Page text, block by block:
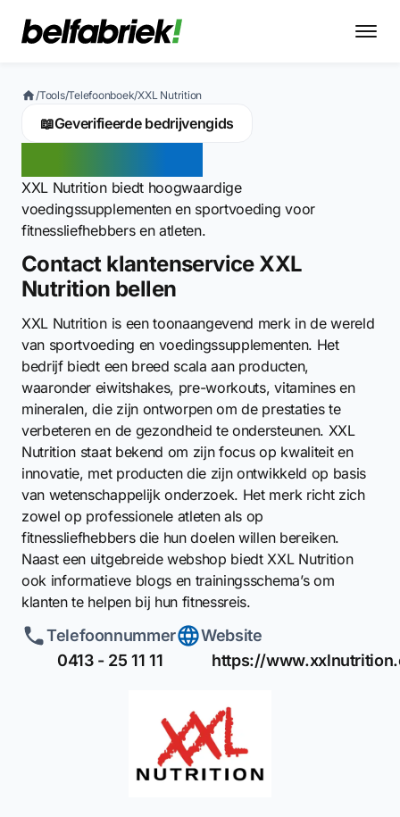
/Tools/Telefoonboek/XXL Nutrition
📖Geverifieerde bedrijvengids
XXL Nutrition biedt hoogwaardige
voedingssupplementen en sportvoeding voor
fitnessliefhebbers en atleten.
Contact klantenservice XXL
Nutrition bellen
XXL Nutrition is een toonaangevend merk in de wereld
van sportvoeding en voedingssupplementen. Het
bedrijf biedt een breed scala aan producten,
waaronder eiwitshakes, pre-workouts, vitamines en
mineralen, die zijn ontworpen om de prestaties te
verbeteren en de gezondheid te ondersteunen. XXL
Nutrition staat bekend om zijn focus op kwaliteit en
innovatie, met producten die zijn ontwikkeld op basis
van wetenschappelijk onderzoek. Het merk richt zich
zowel op professionele atleten als op
fitnessliefhebbers die hun doelen willen bereiken.
Naast een uitgebreide webshop biedt XXL Nutrition
ook informatieve blogs en trainingsschema’s om
klanten te helpen bij hun fitnessreis.
Telefoonnummer
0413 - 25 11 11
Website
https://